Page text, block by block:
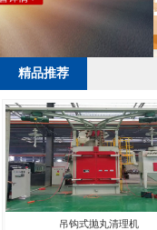
精品推荐
吊钩式抛丸清理机